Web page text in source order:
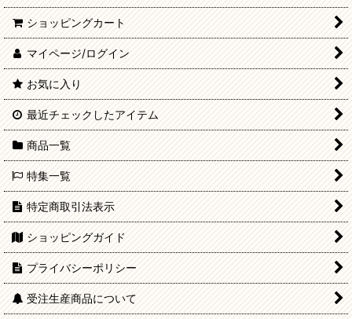
ショッピングカート
マイページ/ログイン
お気に入り
最近チェックしたアイテム
商品一覧
特集一覧
特定商取引法表示
ショッピングガイド
プライバシーポリシー
受注生産商品について